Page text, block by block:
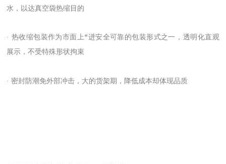
水，以达真空袋热缩目的
· 热收缩包装作为市面上*进安全可靠的包装形式之一，透明化直观
展示，不受特殊形状拘束
· 密封防潮免外部冲击，大的货架期，降低成本却体现品质